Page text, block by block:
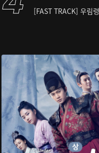
[FAST TRACK] 우림령